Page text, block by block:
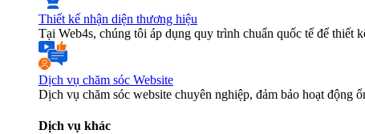
Thiết kế nhận diện thương hiệu
Tại Web4s, chúng tôi áp dụng quy trình chuẩn quốc tế để thiết
Dịch vụ chăm sóc Website
Dịch vụ chăm sóc website chuyên nghiệp, đảm bảo hoạt động
Dịch vụ khác